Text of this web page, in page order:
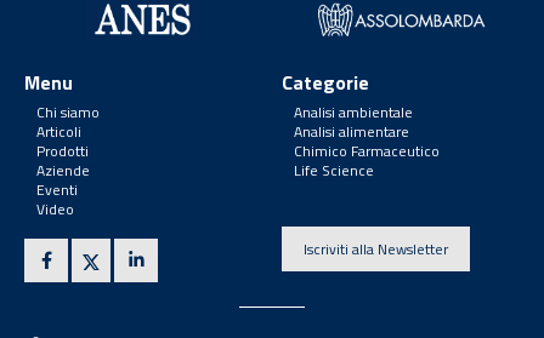
Menu
Chi siamo
Articoli
Prodotti
Aziende
Eventi
Video
Categorie
Analisi ambientale
Analisi alimentare
Chimico Farmaceutico
Life Science
Iscriviti alla Newsletter